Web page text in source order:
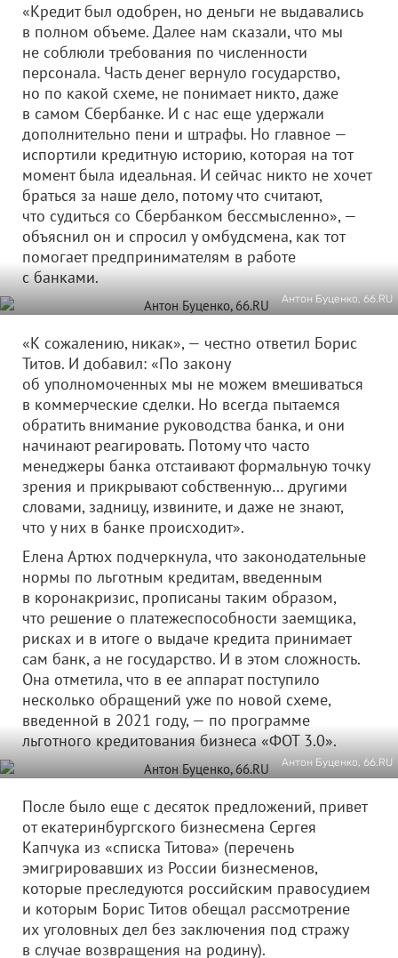
«Кредит был одобрен, но деньги не выдавались
в полном объеме. Далее нам сказали, что мы
не соблюли требования по численности
персонала. Часть денег вернуло государство,
но по какой схеме, не понимает никто, даже
в самом Сбербанке. И с нас еще удержали
дополнительно пени и штрафы. Но главное —
испортили кредитную историю, которая на тот
момент была идеальная. И сейчас никто не хочет
браться за наше дело, потому что считают,
что судиться со Сбербанком бессмысленно», —
объяснил он и спросил у омбудсмена, как тот
помогает предпринимателям в работе
с банками.
Антон Буценко, 66.RU
«К сожалению, никак», — честно ответил Борис
Титов. И добавил: «По закону
об уполномоченных мы не можем вмешиваться
в коммерческие сделки. Но всегда пытаемся
обратить внимание руководства банка, и они
начинают реагировать. Потому что часто
менеджеры банка отстаивают формальную точку
зрения и прикрывают собственную… другими
словами, задницу, извините, и даже не знают,
что у них в банке происходит».
Елена Артюх подчеркнула, что законодательные
нормы по льготным кредитам, введенным
в коронакризис, прописаны таким образом,
что решение о платежеспособности заемщика,
рисках и в итоге о выдаче кредита принимает
сам банк, а не государство. И в этом сложность.
Она отметила, что в ее аппарат поступило
несколько обращений уже по новой схеме,
введенной в 2021 году, — по программе
льготного кредитования бизнеса «ФОТ 3.0».
Антон Буценко, 66.RU
После было еще с десяток предложений, привет
от екатеринбургского бизнесмена Сергея
Капчука из «списка Титова» (перечень
эмигрировавших из России бизнесменов,
которые преследуются российским правосудием
и которым Борис Титов обещал рассмотрение
их уголовных дел без заключения под стражу
в случае возвращения на родину).